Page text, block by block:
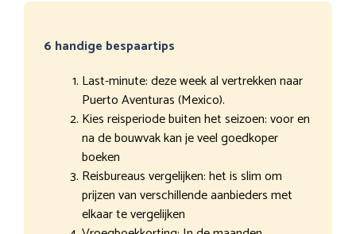
6 handige bespaartips
Last-minute: deze week al vertrekken naar
Puerto Aventuras (Mexico).
Kies reisperiode buiten het seizoen: voor en
na de bouwvak kan je veel goedkoper
boeken
Reisbureaus vergelijken: het is slim om
prijzen van verschillende aanbieders met
elkaar te vergelijken